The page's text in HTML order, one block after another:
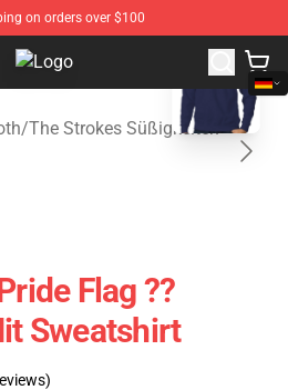
on orders over $100
The Strokes Shop - Official The
/The Strokes Süßigkeiten
Flag ?️?
Sweatshirt